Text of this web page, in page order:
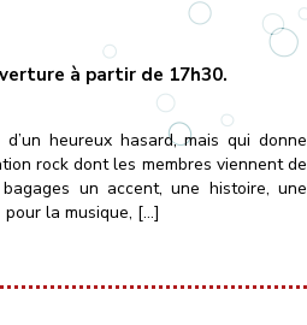
à partir de 17h30.
heureux hasard, mais qui donne
rock dont les membres viennent de
un accent, une histoire, une
pour la musique, […]